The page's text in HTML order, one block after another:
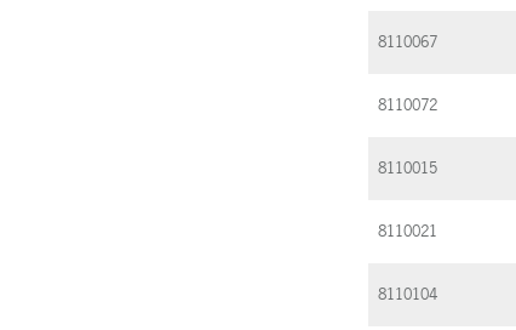
8110067
8110072
8110015
8110021
8110104